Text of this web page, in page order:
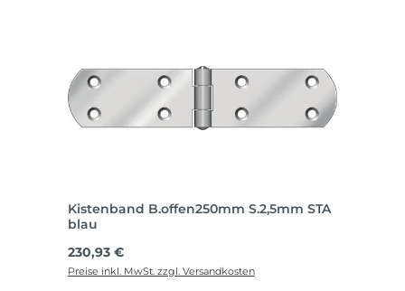
Kistenband B.offen250mm S.2,5mm STA
blau
Regulärer Preis:
230,93 €
Preise inkl. MwSt. zzgl. Versandkosten